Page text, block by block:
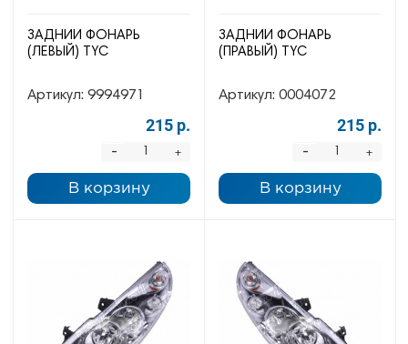
ЗАДНИЙ ФОНАРЬ
(ЛЕВЫЙ) TYC
Артикул: 9994971
215 р.
+
-
В корзину
ЗАДНИЙ ФОНАРЬ
(ПРАВЫЙ) TYC
Артикул: 0004072
215 р.
+
-
В корзину